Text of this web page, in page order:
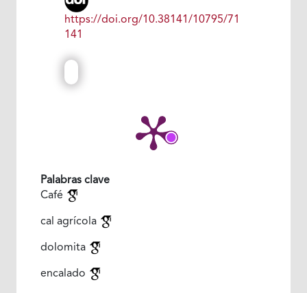
https://doi.org/10.38141/10795/71
141
Palabras clave
Café
cal agrícola
dolomita
encalado